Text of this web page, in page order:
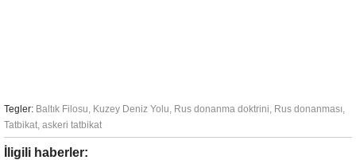
Tegler: Baltık Filosu, Kuzey Deniz Yolu, Rus donanma doktrini, Rus donanması,
Tatbikat, askeri tatbikat
İligili haberler: